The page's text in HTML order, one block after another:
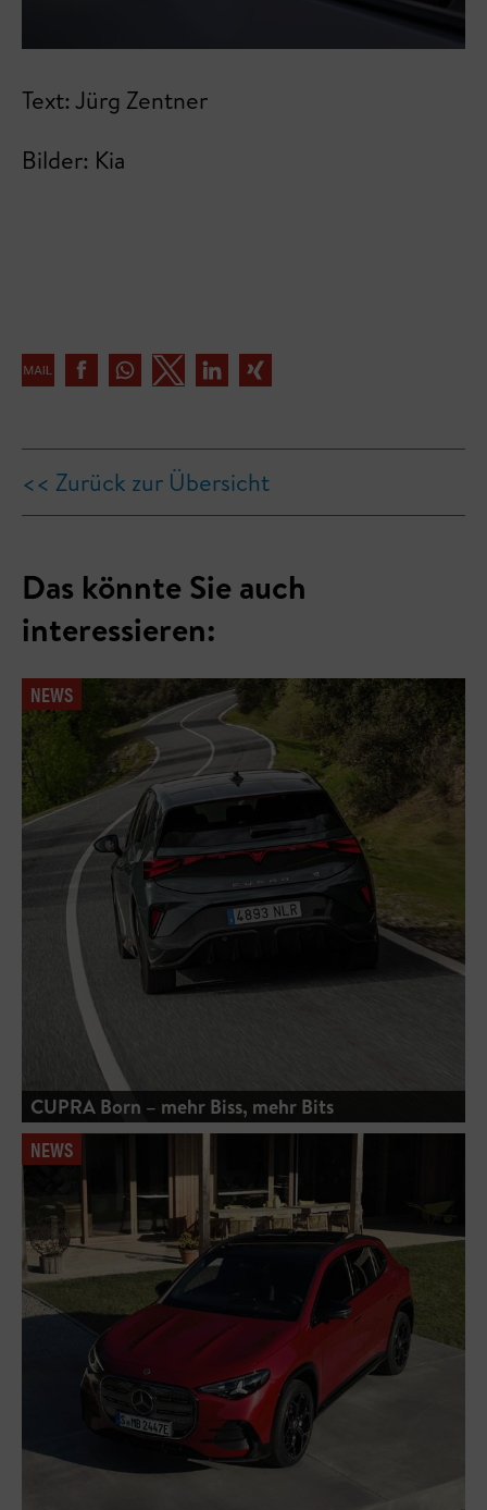
Text: Jürg Zentner
Bilder: Kia
<< Zurück zur Übersicht
Das könnte Sie auch
interessieren:
NEWS
CUPRA Born – mehr Biss, mehr Bits
NEWS